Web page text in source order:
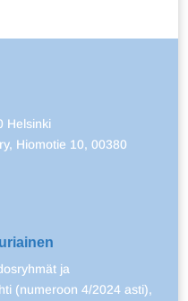
Helsinki
Hiomotie 10, 00380
ja
(numeroon 4/2024 asti),